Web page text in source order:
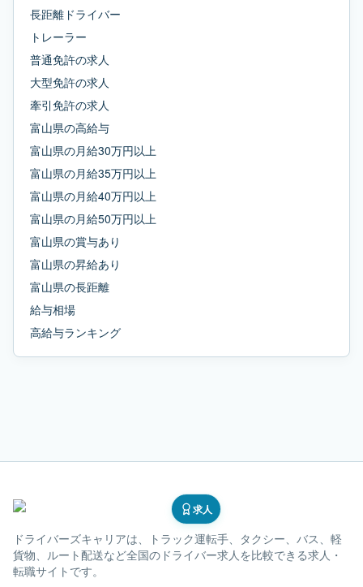
長距離ドライバー
トレーラー
普通免許の求人
大型免許の求人
牽引免許の求人
富山県の高給与
富山県の月給30万円以上
富山県の月給35万円以上
富山県の月給40万円以上
富山県の月給50万円以上
富山県の賞与あり
富山県の昇給あり
富山県の長距離
給与相場
高給与ランキング
求人
ドライバーズキャリアは、トラック運転手、タクシー、バス、軽
貨物、ルート配送など全国のドライバー求人を比較できる求人・
転職サイトです。